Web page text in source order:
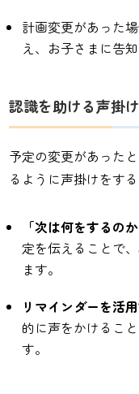
計画変更があった
え、お子さまに告知
認識を助ける声掛け
予定の変更があった
るように声掛けをす
「次は何をするの
定を伝えることで
ます。
リマインダーを活
的に声をかけるこ
す。